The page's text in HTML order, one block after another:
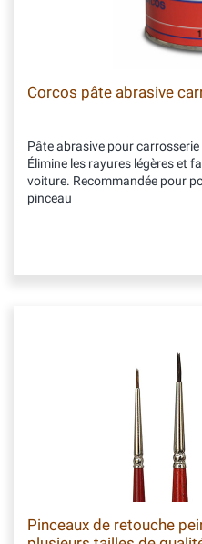
Corcos pâte abrasive
Pâte abrasive pour
Élimine les rayures légères et
voiture. Recommandée pour
pinceau
Pinceaux de retouche